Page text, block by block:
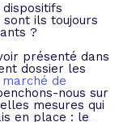
dispositifs
ils toujours
?
présenté dans
dossier les
marché de
nous sur
mesures qui
en place : le